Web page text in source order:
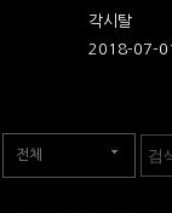
각시탈
2018-07-
전체